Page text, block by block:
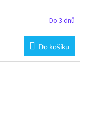
Do 3 dnů
Do košíku